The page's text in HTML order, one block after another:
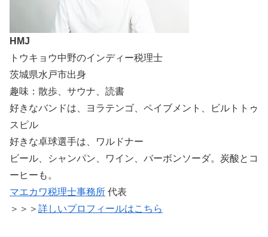
HMJ
トウキョウ中野のインディー税理士
茨城県水戸市出身
趣味：散歩、サウナ、読書
好きなバンドは、ヨラテンゴ、ペイブメント、ビルトトゥ
スピル
好きな卓球選手は、ワルドナー
ビール、シャンパン、ワイン、バーボンソーダ。炭酸とコ
ーヒーも。
マエカワ税理士事務所 代表
＞＞＞ 詳しいプロフィールはこちら